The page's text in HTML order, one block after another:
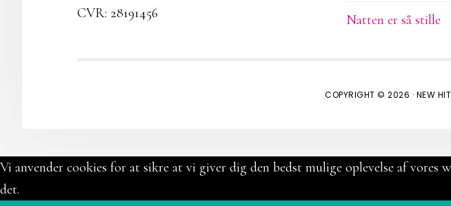
CVR: 28191456
Natten er så stille
COPYRIGHT © 2026 · NEW
Vi anvender cookies for at sikre at vi giver dig den bedst mulige oplevelse af
det.